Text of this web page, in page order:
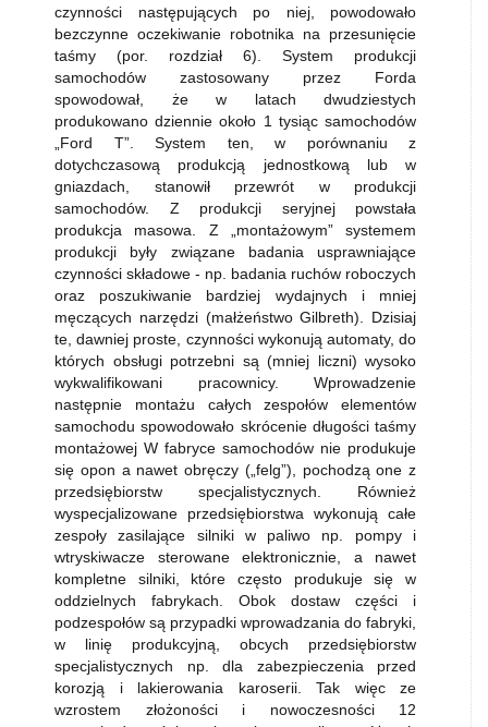
czynności następujących po niej, powodowało
bezczynne oczekiwanie robotnika na przesunięcie
taśmy (por. rozdział 6). System produkcji
samochodów zastosowany przez Forda
spowodował, że w latach dwudziestych
produkowano dziennie około 1 tysiąc samochodów
„Ford T”. System ten, w porównaniu z
dotychczasową produkcją jednostkową lub w
gniazdach, stanowił przewrót w produkcji
samochodów. Z produkcji seryjnej powstała
produkcja masowa. Z „montażowym” systemem
produkcji były związane badania usprawniające
czynności składowe - np. badania ruchów roboczych
oraz poszukiwanie bardziej wydajnych i mniej
męczących narzędzi (małżeństwo Gilbreth). Dzisiaj
te, dawniej proste, czynności wykonują automaty, do
których obsługi potrzebni są (mniej liczni) wysoko
wykwalifikowani pracownicy. Wprowadzenie
następnie montażu całych zespołów elementów
samochodu spowodowało skrócenie długości taśmy
montażowej W fabryce samochodów nie produkuje
się opon a nawet obręczy („felg”), pochodzą one z
przedsiębiorstw specjalistycznych. Również
wyspecjalizowane przedsiębiorstwa wykonują całe
zespoły zasilające silniki w paliwo np. pompy i
wtryskiwacze sterowane elektronicznie, a nawet
kompletne silniki, które często produkuje się w
oddzielnych fabrykach. Obok dostaw części i
podzespołów są przypadki wprowadzania do fabryki,
w linię produkcyjną, obcych przedsiębiorstw
specjalistycznych np. dla zabezpieczenia przed
korozją i lakierowania karoserii. Tak więc ze
wzrostem złożoności i nowoczesności 12